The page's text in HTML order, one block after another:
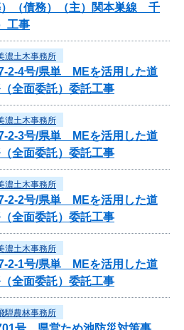
（債務）（主）関本巣線 千
工事
濃土木事務所
2-4号/県単 MEを活用した道
全面委託）委託工事
濃土木事務所
2-3号/県単 MEを活用した道
全面委託）委託工事
濃土木事務所
2-2号/県単 MEを活用した道
全面委託）委託工事
濃土木事務所
2-1号/県単 MEを活用した道
全面委託）委託工事
騨農林事務所